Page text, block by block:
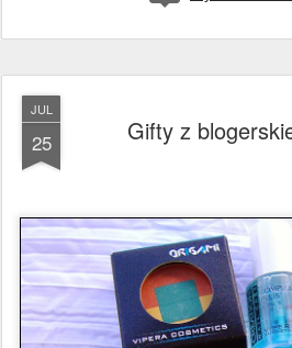
JUL
25 Gifty z